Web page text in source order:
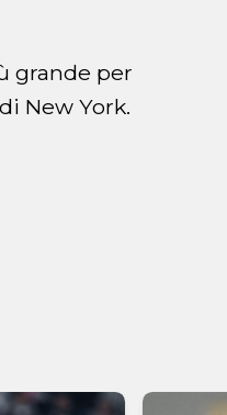
grande per
New York.